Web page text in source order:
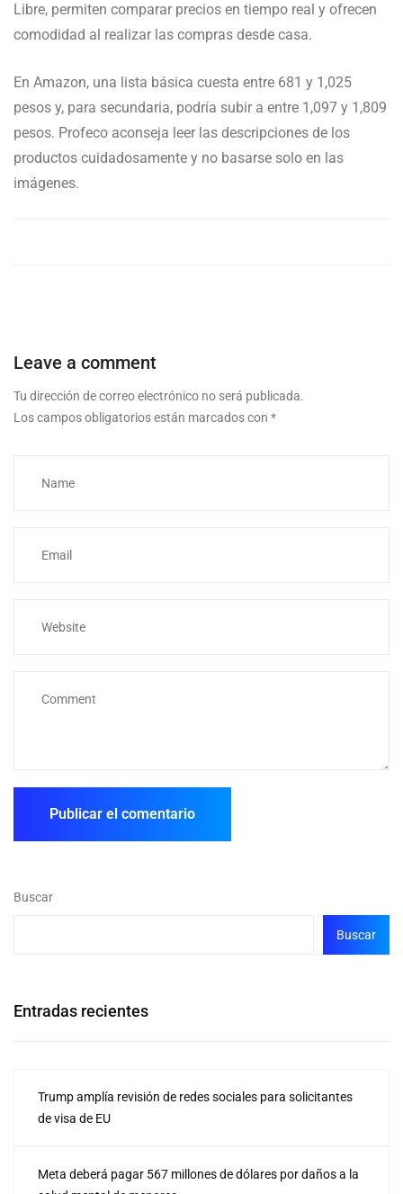
Libre, permiten comparar precios en tiempo real y ofrecen
comodidad al realizar las compras desde casa.
En Amazon, una lista básica cuesta entre 681 y 1,025
pesos y, para secundaria, podría subir a entre 1,097 y 1,809
pesos. Profeco aconseja leer las descripciones de los
productos cuidadosamente y no basarse solo en las
imágenes.
Leave a comment
Tu dirección de correo electrónico no será publicada.
Los campos obligatorios están marcados con *
Buscar
Buscar
Entradas recientes
Trump amplía revisión de redes sociales para solicitantes
de visa de EU
Meta deberá pagar 567 millones de dólares por daños a la